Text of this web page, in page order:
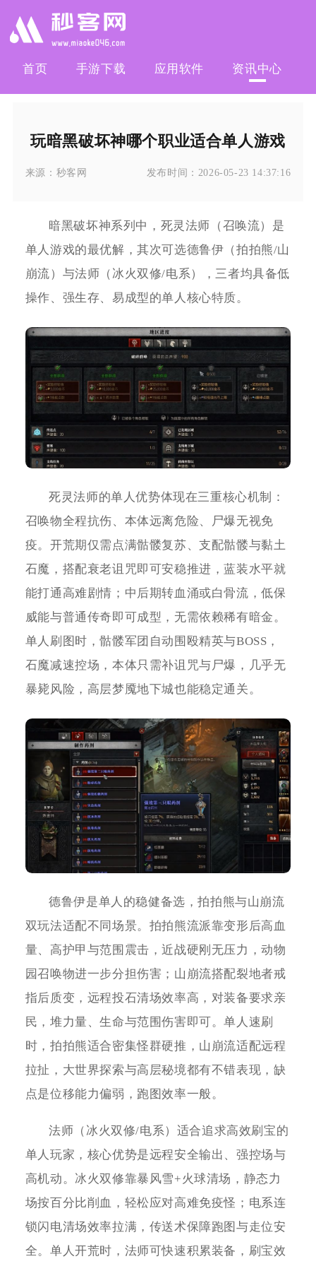
首页 手游下载 应用软件 资讯中心
玩暗黑破坏神哪个职业适合单人游戏
来源： 秒客网 发布时间： 2026-05-23 14:37:16
暗黑破坏神系列中，死灵法师（召唤流）是
单人游戏的最优解，其次可选德鲁伊（拍拍熊/山
崩流）与法师（冰火双修/电系），三者均具备低
操作、强生存、易成型的单人核心特质。
死灵法师的单人优势体现在三重核心机制：
召唤物全程抗伤、本体远离危险、尸爆无视免
疫。开荒期仅需点满骷髅复苏、支配骷髅与黏土
石魔，搭配衰老诅咒即可安稳推进，蓝装水平就
能打通高难剧情；中后期转血涌或白骨流，低保
威能与普通传奇即可成型，无需依赖稀有暗金。
单人刷图时，骷髅军团自动围殴精英与BOSS，
石魔减速控场，本体只需补诅咒与尸爆，几乎无
暴毙风险，高层梦魇地下城也能稳定通关。
德鲁伊是单人的稳健备选，拍拍熊与山崩流
双玩法适配不同场景。拍拍熊流派靠变形后高血
量、高护甲与范围震击，近战硬刚无压力，动物
园召唤物进一步分担伤害；山崩流搭配裂地者戒
指后质变，远程投石清场效率高，对装备要求亲
民，堆力量、生命与范围伤害即可。单人速刷
时，拍拍熊适合密集怪群硬推，山崩流适配远程
拉扯，大世界探索与高层秘境都有不错表现，缺
点是位移能力偏弱，跑图效率一般。
法师（冰火双修/电系）适合追求高效刷宝的
单人玩家，核心优势是远程安全输出、强控场与
高机动。冰火双修靠暴风雪+火球清场，静态力
场按百分比削血，轻松应对高难免疫怪；电系连
锁闪电清场效率拉满，传送术保障跑图与走位安
全。单人开荒时，法师可快速积累装备，刷宝效